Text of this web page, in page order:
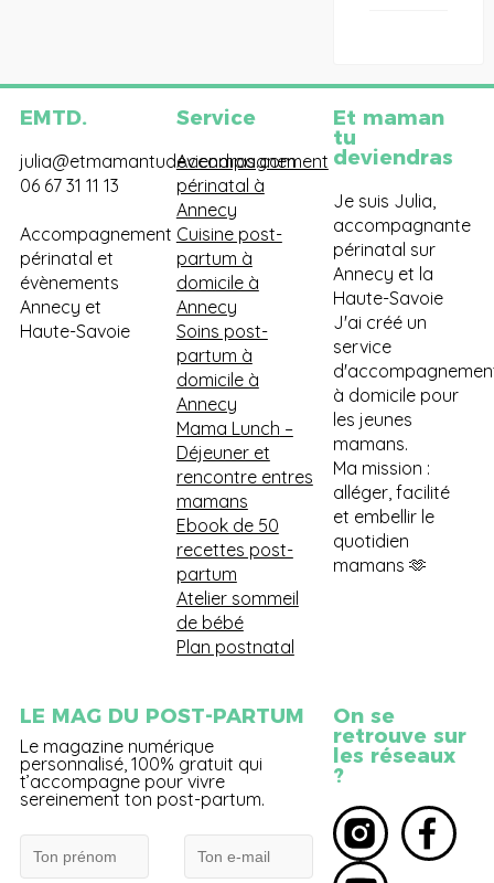
EMTD.
julia@etmamantudeviendras.com
06 67 31 11 13
Accompagnement
périnatal et
évènements
Annecy et
Haute-Savoie
Service
Accompagnement
périnatal à
Annecy
Cuisine post-
partum à
domicile à
Annecy
Soins post-
partum à
domicile à
Annecy
Mama Lunch –
Déjeuner et
rencontre entres
mamans
Ebook de 50
recettes post-
partum
Atelier sommeil
de bébé
Plan postnatal
Et maman
tu
deviendras
Je suis Julia,
accompagnante
périnatal sur
Annecy et la
Haute-Savoie
J'ai créé un
service
à domicile pour
les jeunes
mamans.
Ma mission :
alléger, facilité
et embellir le
quotidien
mamans 🫶
LE MAG DU POST-PARTUM
Le magazine numérique
personnalisé, 100% gratuit qui
t’accompagne pour vivre
sereinement ton post-partum.
On se
retrouve sur
les réseaux
?